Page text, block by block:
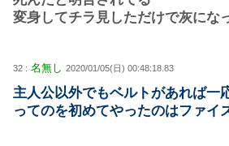
変身してチラ見しただけで灰にな
32 : 名無し 2020/01/05(日) 00:48:18.83
主人公以外でもベルトがあれば一
ってのを初めてやったのはファイ